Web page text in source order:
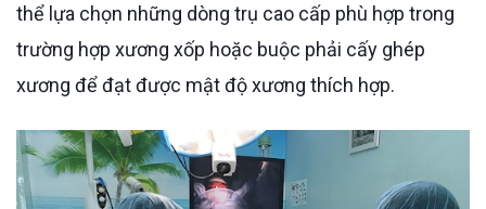
thể lựa chọn những dòng trụ cao cấp phù hợp trong
trường hợp xương xốp hoặc buộc phải cấy ghép
xương để đạt được mật độ xương thích hợp.